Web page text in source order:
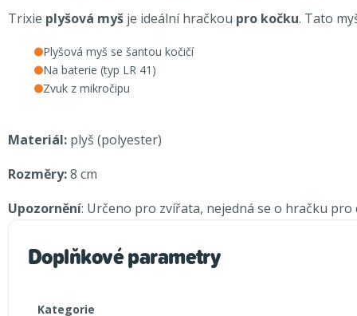
Trixie plyšová myš je ideální hračkou pro kočku. Tato
Plyšová myš se šantou kočičí
Na baterie (typ LR 41)
Zvuk z mikročipu
Materiál: plyš (polyester)
Rozměry:8 cm
Upozornění: Určeno pro zvířata, nejedná se o hračku pro
Doplňkové parametry
Kategorie